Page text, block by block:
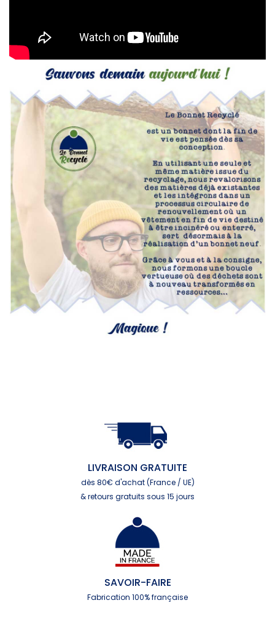
LIVRAISON GRATUITE
dès 80€ d'achat (France / UE)
& retours gratuits sous 15 jours
SAVOIR-FAIRE
Fabrication 100% française